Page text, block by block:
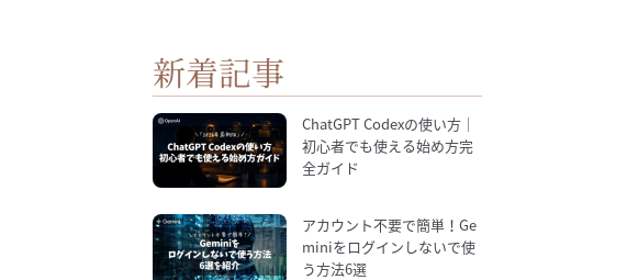
新着記事
ChatGPT Codexの使い方｜
初心者でも使える始め方完
全ガイド
アカウント不要で簡単！Ge
miniをログインしないで使
う方法6選